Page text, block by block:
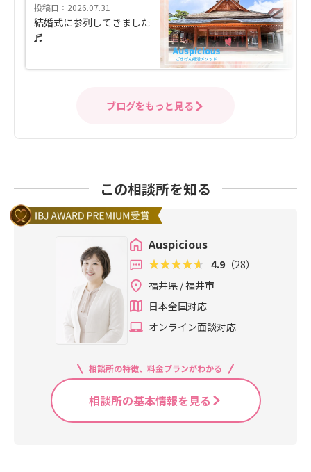
投稿日：2026.07.31
結婚式に参列してきました
♬
ブログをもっと見る
この相談所を知る
Auspicious
4.9 （28）
福井県 / 福井市
日本全国対応
オンライン面談対応
相談所の特徴、料金プランがわかる
相談所の基本情報を見る